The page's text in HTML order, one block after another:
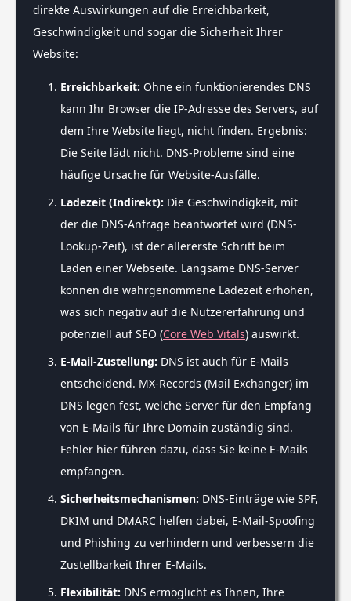
direkte Auswirkungen auf die Erreichbarkeit,
Geschwindigkeit und sogar die Sicherheit Ihrer
Website:
Erreichbarkeit: Ohne ein funktionierendes DNS
kann Ihr Browser die IP-Adresse des Servers, auf
dem Ihre Website liegt, nicht finden. Ergebnis:
Die Seite lädt nicht. DNS-Probleme sind eine
häufige Ursache für Website-Ausfälle.
Ladezeit (Indirekt): Die Geschwindigkeit, mit
der die DNS-Anfrage beantwortet wird (DNS-
Lookup-Zeit), ist der allererste Schritt beim
Laden einer Webseite. Langsame DNS-Server
können die wahrgenommene Ladezeit erhöhen,
was sich negativ auf die Nutzererfahrung und
potenziell auf SEO (Core Web Vitals) auswirkt.
E-Mail-Zustellung: DNS ist auch für E-Mails
entscheidend. MX-Records (Mail Exchanger) im
DNS legen fest, welche Server für den Empfang
von E-Mails für Ihre Domain zuständig sind.
Fehler hier führen dazu, dass Sie keine E-Mails
empfangen.
Sicherheitsmechanismen: DNS-Einträge wie SPF,
DKIM und DMARC helfen dabei, E-Mail-Spoofing
und Phishing zu verhindern und verbessern die
Zustellbarkeit Ihrer E-Mails.
Flexibilität: DNS ermöglicht es Ihnen, Ihre